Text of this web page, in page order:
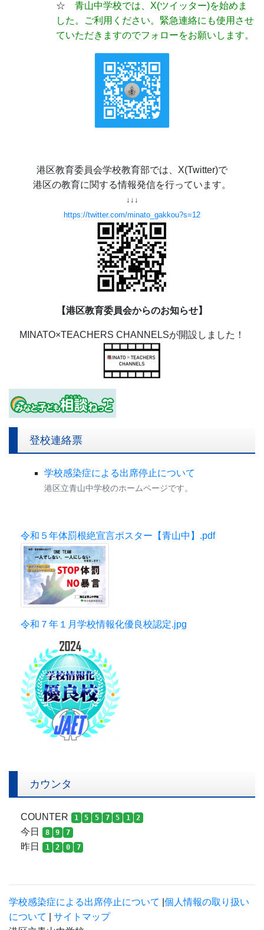
☆ 青山中学校では、X(ツイッター)を始めま
した。ご利用ください。緊急連絡にも使用させ
ていただきますのでフォローをお願いします。
港区教育委員会学校教育部では、X(Twitter)で
港区の教育に関する情報発信を行っています。
↓↓↓
https://twitter.com/minato_gakkou?s=12
【港区教育委員会からのお知らせ】
MINATO×TEACHERS CHANNELSが開設しました！
登校連絡票
学校感染症による出席停止について
港区立青山中学校のホームページです。
令和５年体罰根絶宣言ポスター【青山中】.pdf
令和７年１月学校情報化優良校認定.jpg
カウンタ
COUNTER 1 5 5 7 5 1 2
今日 8 9 7
昨日 1 2 0 7
学校感染症による出席停止について 個人情報の取り扱い
について
サイトマップ